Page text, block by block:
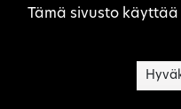
Tämä sivusto